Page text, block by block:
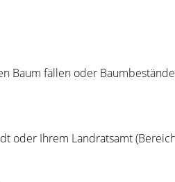
Baum fällen oder
oder Ihrem Landratsamt